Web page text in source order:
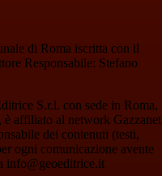
di Roma iscritta con il
Responsabile: Stefano
S.r.l. con sede in Roma,
affiliato al network Gazzanet
dei contenuti (testi,
ogni comunicazione avente
info@geoeditrice.it